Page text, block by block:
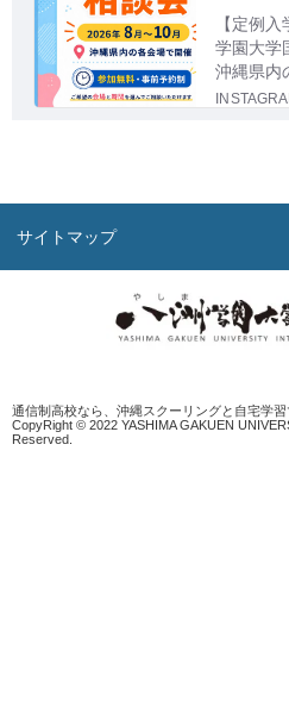
サイトマップ
通信制高校なら、沖縄スクーリングと自宅学
CopyRight © 2022 YASHIMA GAKUEN
Reserved.